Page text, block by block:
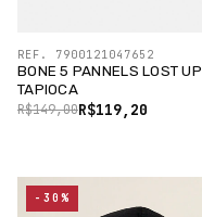
BONE 5 PANNELS LOST UP
TAPIOCA
R$119,20
R$149,00
REF. 7900121047652
-30%